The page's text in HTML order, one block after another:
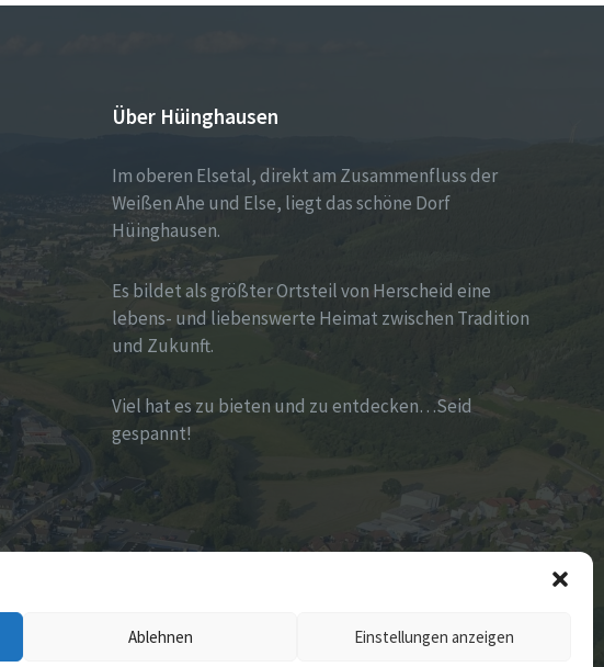
Ablehnen Einstellungen anzeigen
Über Hüinghausen
Im oberen Elsetal, direkt am Zusammenfluss der
Weißen Ahe und Else, liegt das schöne Dorf
Hüinghausen.
Es bildet als größter Ortsteil von Herscheid eine
lebens- und liebenswerte Heimat zwischen Tradition
und Zukunft.
Viel hat es zu bieten und zu entdecken…Seid
gespannt!